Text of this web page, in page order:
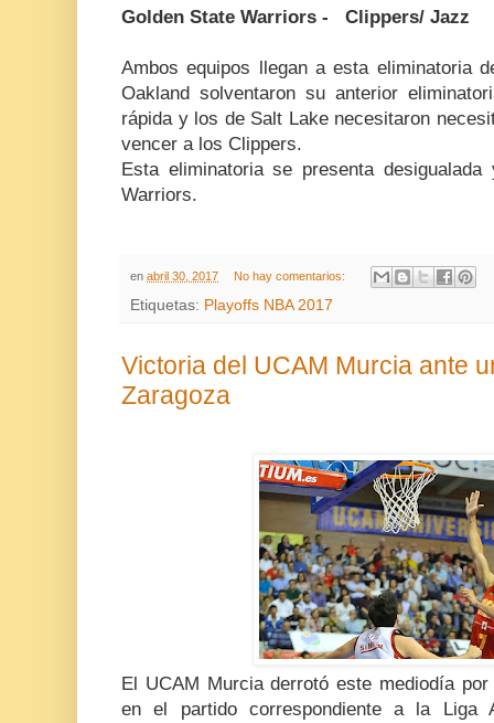
Golden State Warriors - Clippers/ Jazz
Ambos equipos llegan a esta eliminatoria
Oakland solventaron su anterior
rápida y los de Salt Lake necesitaron
vencer a los Clippers.
Esta eliminatoria se presenta
Warriors.
en abril 30, 2017 No hay comentarios:
Etiquetas: Playoffs NBA 2017
Victoria del UCAM Murcia ante
Zaragoza
El UCAM Murcia derrotó este mediodía
en el partido correspondiente a la Liga